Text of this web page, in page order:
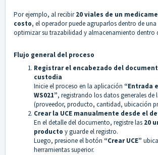
Por ejemplo, al recibir20 viales de un
costo, el operador puede agruparlos dentro de una
optimizar su trazabilidad y almacenamiento dentro
Flujo general del proceso
Registrar el encabezado del
custodia
Inicie el proceso en la aplicación “Entrada
WS021”, registrando los datos generales de
(proveedor, producto, cantidad, ubicación
Crear la UCE manualmente desde el
En el detalle del documento, registre las 20
producto y guarde el registro.
Luego, presione el botón “Crear UCE”
herramientas superior.